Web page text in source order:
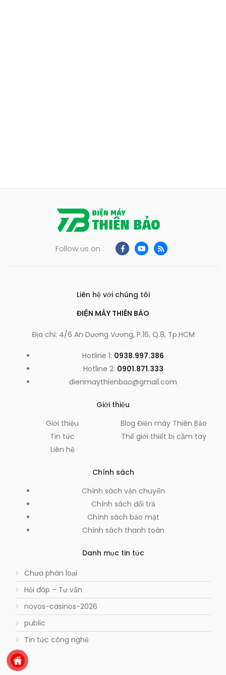
Follow us on :
Liên hệ với chúng tôi
ĐIỆN MÁY THIÊN BẢO
Địa chỉ: 4/6 An Dương Vương, P.16, Q.8, Tp.HCM
Hotline 1: 0938.997.386
Hotline 2: 0901.871.333
dienmaythienbao@gmail.com
Giới thiệu
Giới thiệu
Tin tức
Liên hệ
Blog Điện máy Thiên Bảo
Thế giới thiết bị cầm tay
Chính sách
Chính sách vận chuyển
Chính sách đổi trả
Chính sách bảo mật
Chính sách thanh toán
Danh mục tin tức
Chưa phân loại
Hỏi đáp – Tư vấn
novos-casinos-2026
public
Tin tức công nghệ